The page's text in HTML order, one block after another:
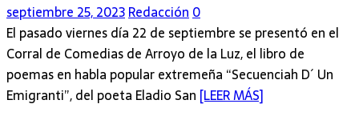
septiembre 25, 2023Redacción 0
El pasado viernes día 22 de septiembre se presentó en el
Corral de Comedias de Arroyo de la Luz, el libro de
poemas en habla popular extremeña “Secuenciah D´ Un
Emigranti”, del poeta Eladio San [LEER MÁS]